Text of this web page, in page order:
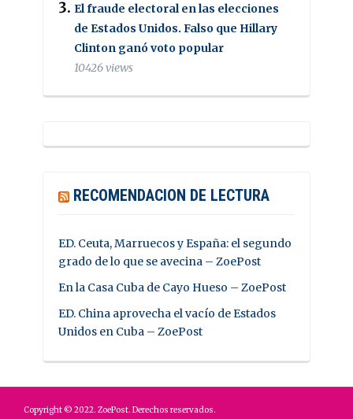
El fraude electoral en las elecciones
de Estados Unidos. Falso que Hillary
Clinton ganó voto popular
10426 views
RECOMENDACION DE LECTURA
ED. Ceuta, Marruecos y España: el segundo
grado de lo que se avecina – ZoePost
En la Casa Cuba de Cayo Hueso – ZoePost
ED. China aprovecha el vacío de Estados
Unidos en Cuba – ZoePost
Copyright © 2022. ZoePost. Derechos reservados.